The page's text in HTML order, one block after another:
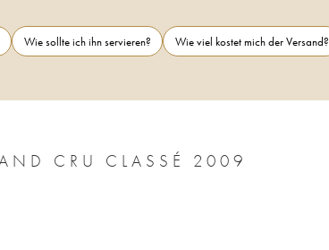
Wie sollte ich ihn servieren?
Wie viel kostet mich der Versand?
CHÂTEAU MARQUIS DE TERME 4ÈME GRAND CRU CLASSÉ 2009